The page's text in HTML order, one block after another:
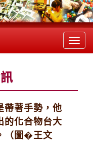
帶著手勢，他
的化合物台大
（圖�王文